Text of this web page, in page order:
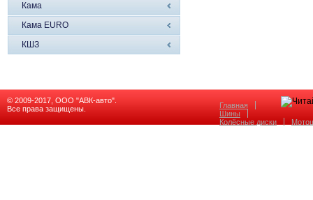
Кама
Кама EURO
КШЗ
© 2009-2017, ООО "АВК-авто".
Все права защищены.
Главная
Шины
Колёсные диски